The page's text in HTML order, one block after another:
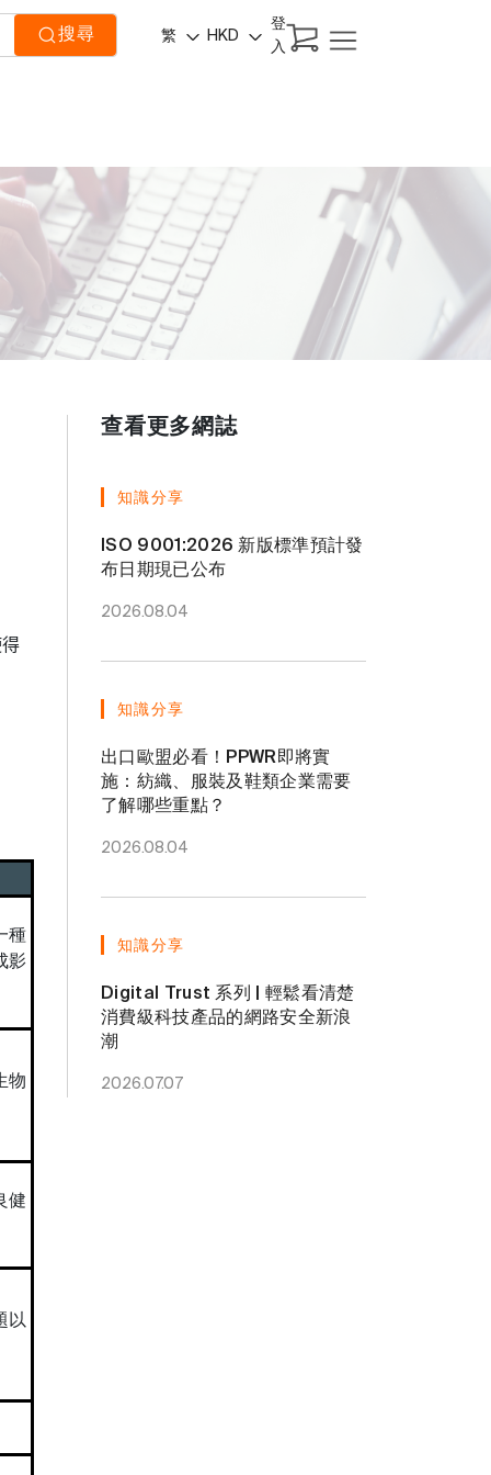
搜尋 繁 HKD
登
入
種
影
物
健
以
查看更多網誌
知識分享
ISO 9001:2026 新版標準預計發
布日期現已公布
2026.08.04
知識分享
出口歐盟必看！PPWR即將實
施：紡織、服裝及鞋類企業需要
了解哪些重點？
2026.08.04
知識分享
Digital Trust 系列 | 輕鬆看清楚
消費級科技產品的網路安全新浪
潮
2026.07.07